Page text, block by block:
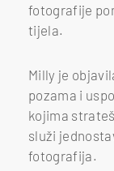
fotografije
tijela.
Milly je
pozama i
kojima
služi
fotografija.